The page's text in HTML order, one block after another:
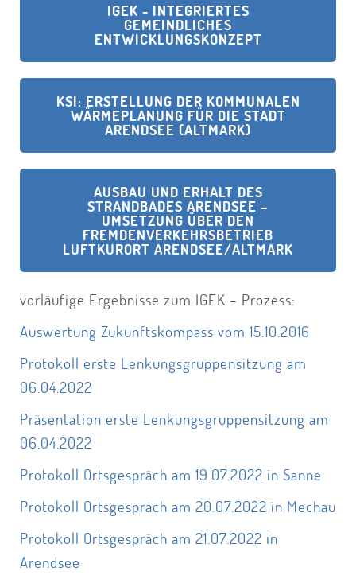
IGEK - INTEGRIERTES
GEMEINDLICHES
ENTWICKLUNGSKONZEPT
KSI: ERSTELLUNG DER KOMMUNALEN
WÄRMEPLANUNG FÜR DIE STADT
ARENDSEE (ALTMARK)
AUSBAU UND ERHALT DES
STRANDBADES ARENDSEE –
UMSETZUNG ÜBER DEN
FREMDENVERKEHRSBETRIEB
LUFTKURORT ARENDSEE/ALTMARK
vorläufige Ergebnisse zum IGEK – Prozess:
Auswertung Zukunftskompass vom 15.10.2016
Protokoll erste Lenkungsgruppensitzung am
06.04.2022
Präsentation erste Lenkungsgruppensitzung am
06.04.2022
Protokoll Ortsgespräch am 19.07.2022 in Sanne
Protokoll Ortsgespräch am 20.07.2022 in Mechau
Protokoll Ortsgespräch am 21.07.2022 in
Arendsee